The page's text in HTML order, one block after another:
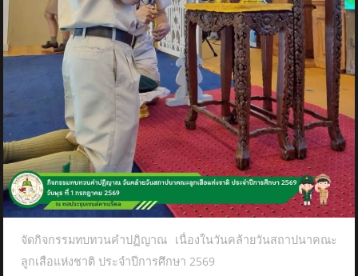
จัดกิจกรรมทบทวนคำปฏิญาณ เนื่องในวันคล้ายวันสถาปนาคณะ
ลูกเสือแห่งชาติ​ ประจำปีการศึกษา 2569